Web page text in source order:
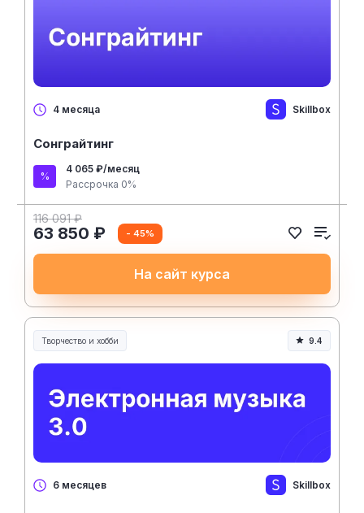
4 месяца Skillbox
Сонграйтинг
4 065 ₽/месяц
Рассрочка 0%
116 091 ₽
63 850 ₽ - 45%
На сайт курса
Творчество и хобби
Творчество, контент и хобби
9.4
6 месяцев Skillbox